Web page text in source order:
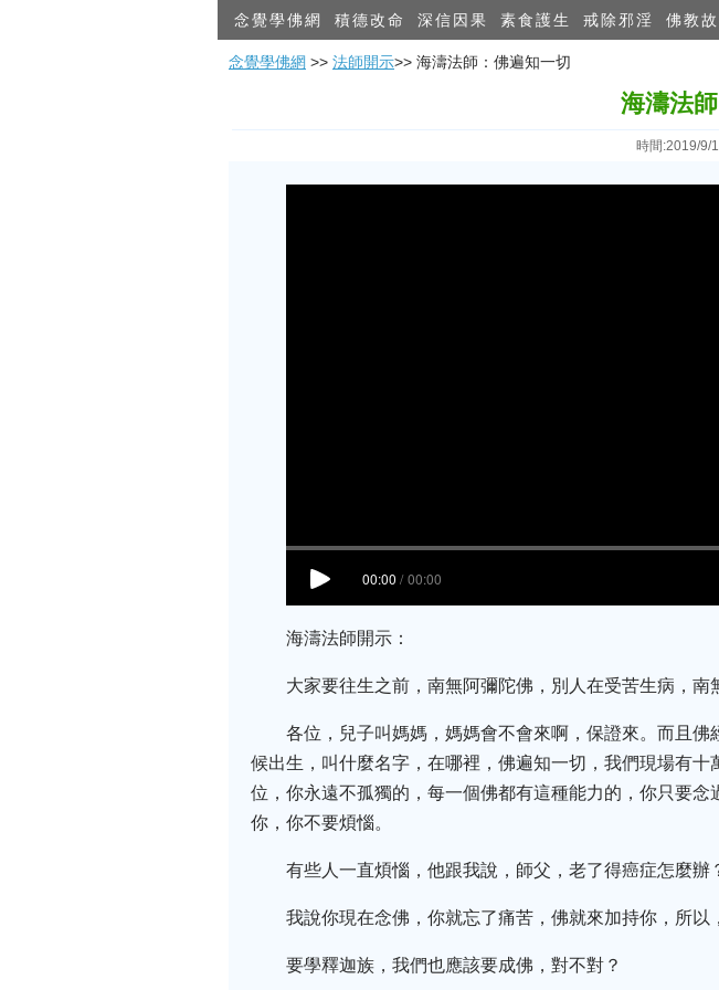
念覺學佛網 積德改命 深信因果 素食護生 戒除邪淫 佛教
念覺學佛網 >> 法師開示>> 海濤法師：佛遍知一切
海濤法
時間:2019/9/
海濤法師開示：
大家要往生之前，南無阿彌陀佛，別人在受苦生病，
各位，兒子叫媽媽，媽媽會不會來啊，保證來。而且
候出生，叫什麼名字，在哪裡，佛遍知一切，我們現場有
位，你永遠不孤獨的，每一個佛都有這種能力的，你只要
你，你不要煩惱。
有些人一直煩惱，他跟我說，師父，老了得癌症怎麼辦
我說你現在念佛，你就忘了痛苦，佛就來加持你，所以
要學釋迦族，我們也應該要成佛，對不對？